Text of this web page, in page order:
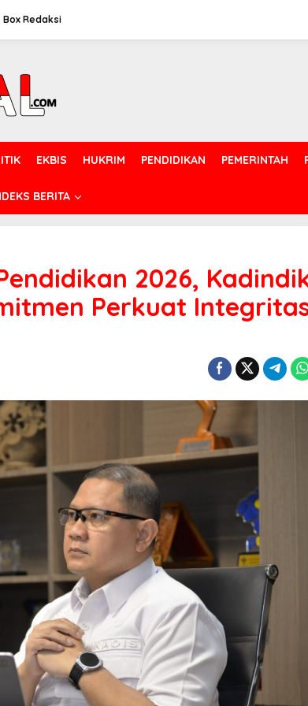
Box Redaksi
EKBIS HUKRIM PENDIDIKAN PEMERINTAH
BERITA
2026,
Perkuat